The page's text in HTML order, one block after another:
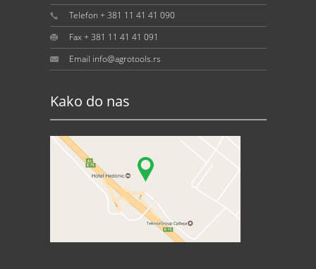
Telefon + 381 11 41 41 090
Fax + 381 11 41 41 091
Email info@agrotools.rs
Kako do nas